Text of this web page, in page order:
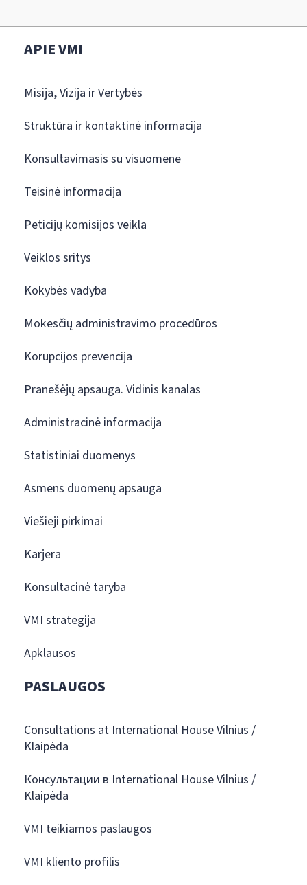
APIE VMI
Misija, Vizija ir Vertybės
Struktūra ir kontaktinė informacija
Konsultavimasis su visuomene
Teisinė informacija
Peticijų komisijos veikla
Veiklos sritys
Kokybės vadyba
Mokesčių administravimo procedūros
Korupcijos prevencija
Pranešėjų apsauga. Vidinis kanalas
Administracinė informacija
Statistiniai duomenys
Asmens duomenų apsauga
Viešieji pirkimai
Karjera
Konsultacinė taryba
VMI strategija
Apklausos
PASLAUGOS
Consultations at International House Vilnius /
Klaipėda
Консультации в International House Vilnius /
Klaipėda
VMI teikiamos paslaugos
VMI kliento profilis